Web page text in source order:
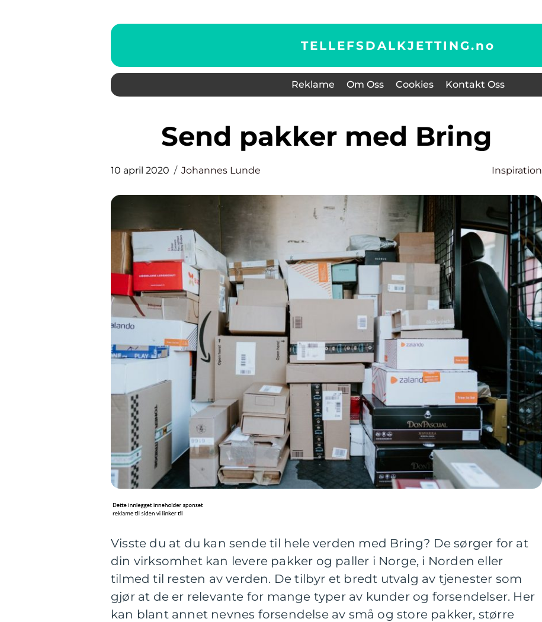
TELLEFSDALKJETTING.no
Reklame Om Oss Cookies Kontakt Oss
Send pakker med Bring
10 april 2020 Johannes Lunde Inspiration
Visste du at du kan sende til hele verden med Bring? De sørger for at
din virksomhet kan levere pakker og paller i Norge, i Norden eller
tilmed til resten av verden. De tilbyr et bredt utvalg av tjenester som
gjør at de er relevante for mange typer av kunder og forsendelser. Her
kan blant annet nevnes forsendelse av små og store pakker, større